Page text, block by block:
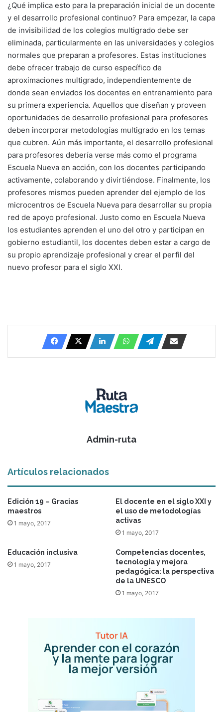
¿Qué implica esto para la preparación inicial de un docente
y el desarrollo profesional continuo? Para empezar, la capa
de invisibilidad de los colegios multigrado debe ser
eliminada, particularmente en las universidades y colegios
normales que preparan a profesores. Estas instituciones
debe ofrecer trabajo de curso específico de
aproximaciones multigrado, independientemente de
donde sean enviados los docentes en entrenamiento para
su primera experiencia. Aquellos que diseñan y proveen
oportunidades de desarrollo profesional para profesores
deben incorporar metodologías multigrado en los temas
que cubren. Aún más importante, el desarrollo profesional
para profesores debería verse más como el programa
Escuela Nueva en acción, con los docentes participando
activamente, colaborando y divirtiéndose. Finalmente, los
profesores mismos pueden aprender del ejemplo de los
microcentros de Escuela Nueva para desarrollar su propia
red de apoyo profesional. Justo como en Escuela Nueva
los estudiantes aprenden el uno del otro y participan en
gobierno estudiantil, los docentes deben estar a cargo de
su propio aprendizaje profesional y crear el perfil del
nuevo profesor para el siglo XXI.
Admin-ruta
Artículos relacionados
Edición 19 – Gracias
maestros
1 mayo, 2017
El docente en el siglo XXI y
el uso de metodologías
activas
1 mayo, 2017
Educación inclusiva
1 mayo, 2017
Competencias docentes,
tecnología y mejora
pedagógica: la perspectiva
de la UNESCO
1 mayo, 2017